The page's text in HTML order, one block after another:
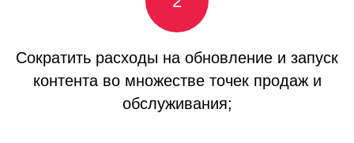
Сократить расходы на обновление и запуск
контента во множестве точек продаж и
обслуживания;